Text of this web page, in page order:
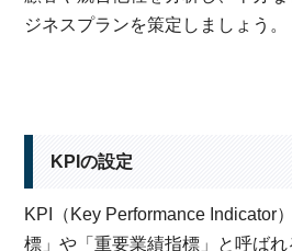
ジネスプランを策定しましょう。
KPIの設定
KPI（Key Performance Indicator
標」や「重要業績指標」と呼ば